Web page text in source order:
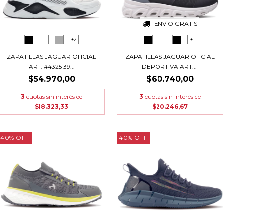
+2
ZAPATILLAS JAGUAR OFICIAL
ART. #4325 39...
$54.970,00
3 cuotas sin interés de
$18.323,33
ENVÍO GRATIS
+1
ZAPATILLAS JAGUAR OFICIAL
DEPORTIVA ART....
$60.740,00
3 cuotas sin interés de
$20.246,67
40% OFF 40% OFF